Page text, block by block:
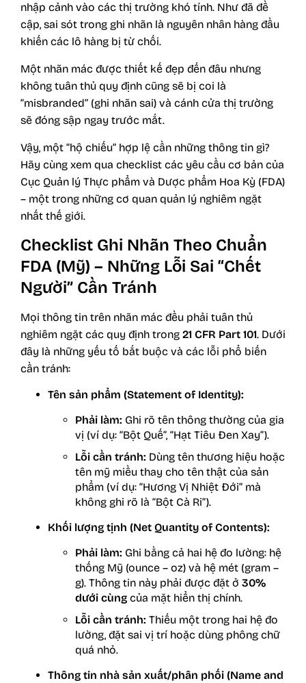
nhập cảnh vào các thị trường khó tính. Như đã đề
cập, sai sót trong ghi nhãn là nguyên nhân hàng đầu
khiến các lô hàng bị từ chối.
Một nhãn mác được thiết kế đẹp đến đâu nhưng
không tuân thủ quy định cũng sẽ bị coi là
“misbranded” (ghi nhãn sai) và cánh cửa thị trường
sẽ đóng sập ngay trước mắt.
Vậy, một “hộ chiếu” hợp lệ cần những thông tin gì?
Hãy cùng xem qua checklist các yêu cầu cơ bản của
Cục Quản lý Thực phẩm và Dược phẩm Hoa Kỳ (FDA)
– một trong những cơ quan quản lý nghiêm ngặt
nhất thế giới.
Checklist Ghi Nhãn Theo Chuẩn
FDA (Mỹ) – Những Lỗi Sai “Chết
Người” Cần Tránh
Mọi thông tin trên nhãn mác đều phải tuân thủ
nghiêm ngặt các quy định trong 21 CFR Part 101. Dưới
đây là những yếu tố bắt buộc và các lỗi phổ biến
cần tránh:
Tên sản phẩm (Statement of Identity):
Phải làm: Ghi rõ tên thông thường của gia
vị (ví dụ: “Bột Quế”, “Hạt Tiêu Đen Xay”).
Lỗi cần tránh: Dùng tên thương hiệu hoặc
tên mỹ miều thay cho tên thật của sản
phẩm (ví dụ: “Hương Vị Nhiệt Đới” mà
không ghi rõ là “Bột Cà Ri”).
Khối lượng tịnh (Net Quantity of Contents):
Phải làm: Ghi bằng cả hai hệ đo lường: hệ
thống Mỹ (ounce – oz) và hệ mét (gram –
g). Thông tin này phải được đặt ở 30%
dưới cùng của mặt hiển thị chính.
Lỗi cần tránh: Thiếu một trong hai hệ đo
lường, đặt sai vị trí hoặc dùng phông chữ
quá nhỏ.
Thông tin nhà sản xuất/phân phối (Name and